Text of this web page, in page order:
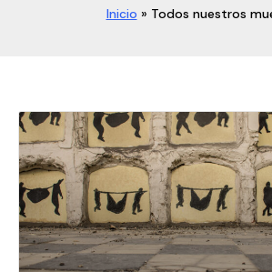
Inicio » Todos nuestros